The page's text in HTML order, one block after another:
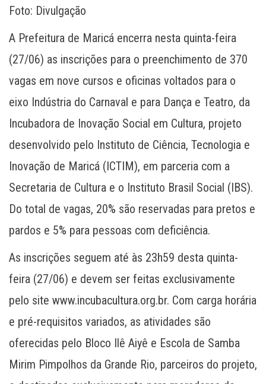
Foto: Divulgação
A Prefeitura de Maricá encerra nesta quinta-feira
(27/06) as inscrições para o preenchimento de 370
vagas em nove cursos e oficinas voltados para o
eixo Indústria do Carnaval e para Dança e Teatro, da
Incubadora de Inovação Social em Cultura, projeto
desenvolvido pelo Instituto de Ciência, Tecnologia e
Inovação de Maricá (ICTIM), em parceria com a
Secretaria de Cultura e o Instituto Brasil Social (IBS).
Do total de vagas, 20% são reservadas para pretos e
pardos e 5% para pessoas com deficiência.
As inscrições seguem até às 23h59 desta quinta-
feira (27/06) e devem ser feitas exclusivamente
pelo site www.incubacultura.org.br. Com carga horária
e pré-requisitos variados, as atividades são
oferecidas pelo Bloco Ilê Aiyê e Escola de Samba
Mirim Pimpolhos da Grande Rio, parceiros do projeto,